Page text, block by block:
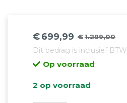
€1.299,00
Oorspronkelijke
prijs
was:
€1.299,00.
€699,99
Huidige
prijs
is:
€699,99.
Dit bedrag is inclusief BTW
Op voorraad
2 op voorraad